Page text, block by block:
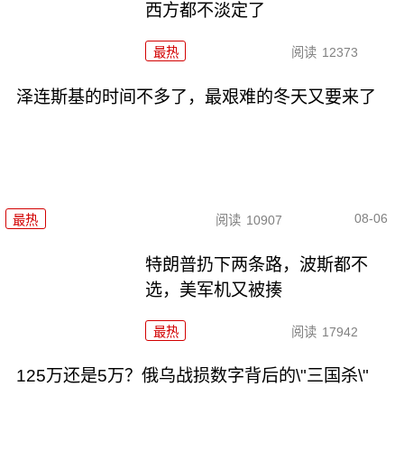
西方都不淡定了
最热 阅读 12373
泽连斯基的时间不多了，最艰难的冬天又要来了
最热 阅读 10907 08-06
特朗普扔下两条路，波斯都不
选，美军机又被揍
最热 阅读 17942
125万还是5万？俄乌战损数字背后的\"三国杀\"